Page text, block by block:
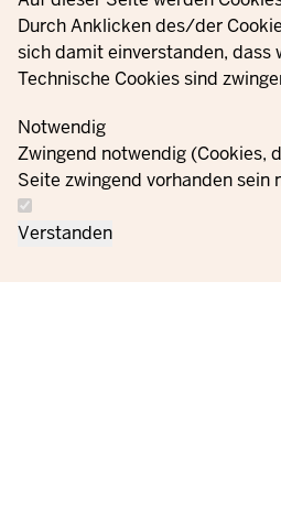
Durch Anklicken des/der
sich damit einverstanden, dass
Technische Cookies sind
Notwendig
Zwingend notwendig (Cookies,
Seite zwingend vorhanden sein
Verstanden